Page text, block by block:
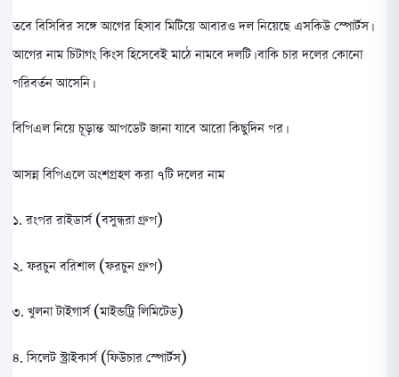
তবে বিসিবির সঙ্গে আগের হিসাব মিটিয়ে আবারও দল নিয়েছে এসকিউ স্পোর্টস।
আগের নাম চিটাগং কিংস হিসেবেই মাঠে নামবে দলটি। বাকি চার দলের কোনো
পরিবর্তন আসেনি।
বিপিএল নিয়ে চূড়ান্ত আপডেট জানা যাবে আরো কিছুদিন পর।
আসন্ন বিপিএলে অংশগ্রহণ করা ৭টি দলের নাম
১. রংপর রাইডার্স (বসুন্ধরা গ্রুপ)
২. ফরচুন বরিশাল (ফরচুন গ্রুপ)
৩. খুলনা টাইগার্স (মাইন্ডট্রি লিমিটেড)
৪. সিলেট স্ট্রাইকার্স (ফিউচার স্পোর্টস)